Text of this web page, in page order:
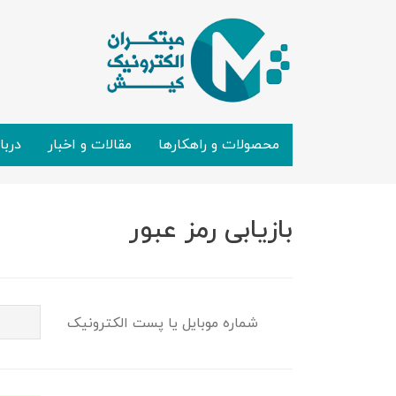
محصولات و راهکارها مقالات و اخبار
بازیابی رمز عبور
شماره موبایل یا پست الکترونیک